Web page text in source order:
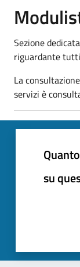
Sezione
riguardante
La
servizi è
su